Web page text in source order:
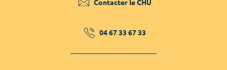
Contacter le CHU
04 67 33 67 33